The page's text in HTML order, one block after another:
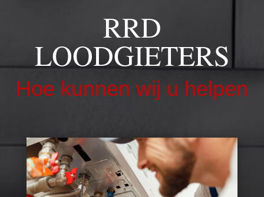
RRD
LOODGIETERS
Hoe kunnen wij u helpen